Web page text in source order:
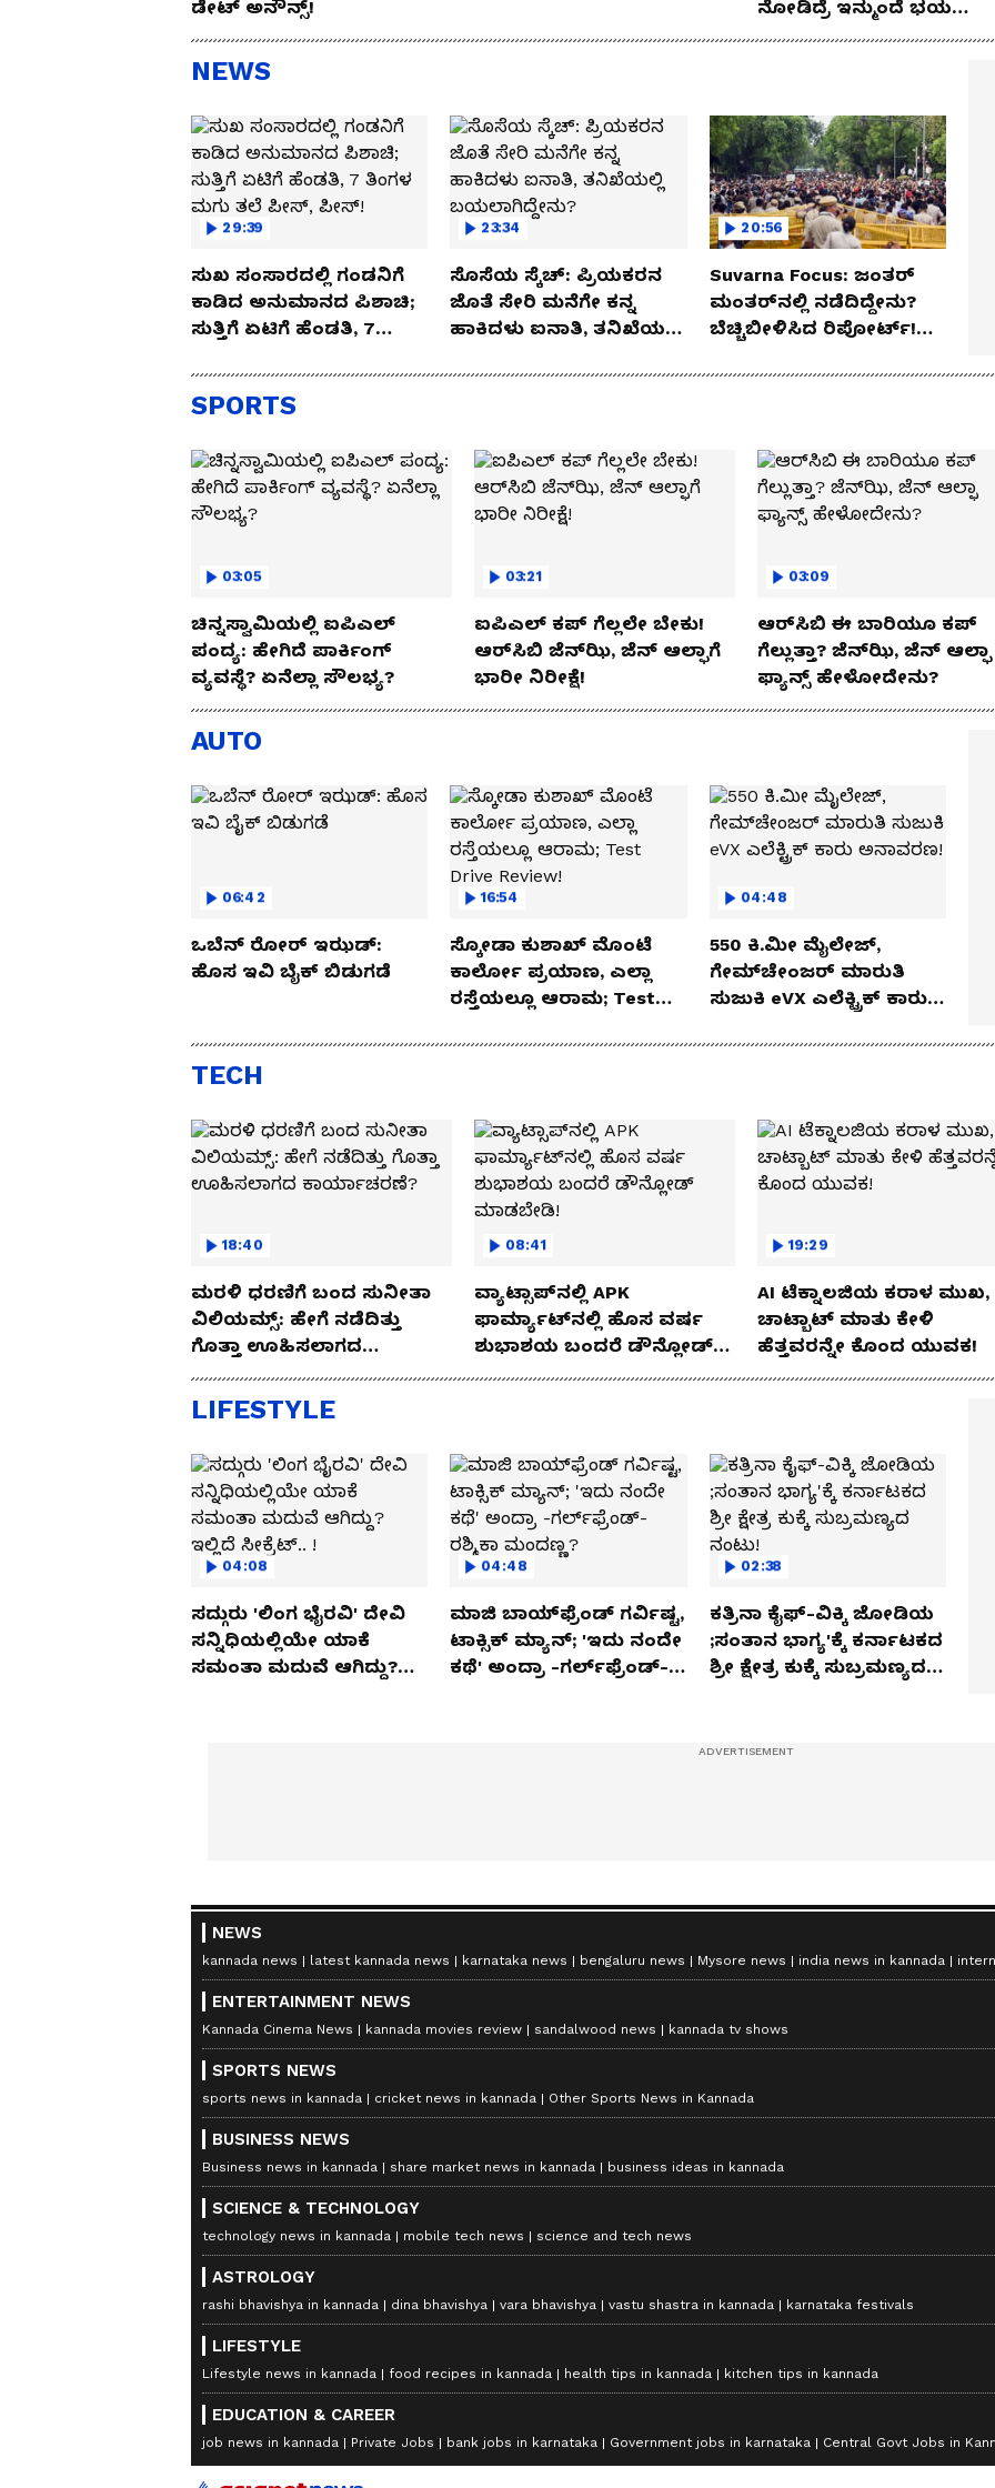
ಡೇಟ್ ಅನೌನ್ಸ್!
ನೋಡಿದ್ರೆ ಇನ್ಮುಂದೆ ಭಯ
ಪಡ್ತೀರಾ ನೀವು!
NEWS
29:39
ಸುಖ ಸಂಸಾರದಲ್ಲಿ ಗಂಡನಿಗೆ
ಕಾಡಿದ ಅನುಮಾನದ ಪಿಶಾಚಿ;
ಸುತ್ತಿಗೆ ಏಟಿಗೆ ಹೆಂಡತಿ, 7
ಪೀಸ್!
23:34
ಸೊಸೆಯ ಸ್ಕೆಚ್: ಪ್ರಿಯಕರನ
ಜೊತೆ ಸೇರಿ ಮನೆಗೇ ಕನ್ನ
ಹಾಕಿದಳು ಐನಾತಿ, ತನಿಖೆಯಲ್ಲಿ
20:56
Suvarna Focus: ಜಂತರ್
ಮಂತರ್‌ನಲ್ಲಿ ನಡೆದಿದ್ದೇನು?
ಬೆಚ್ಚಿಬೀಳಿಸಿದ ರಿಪೋರ್ಟ್!
ಸೀಕ್ರೆಟ್?
SPORTS
03:05
ಚಿನ್ನಸ್ವಾಮಿಯಲ್ಲಿ ಐಪಿಎಲ್‌
ಪಂದ್ಯ: ಹೇಗಿದೆ ಪಾರ್ಕಿಂಗ್
ವ್ಯವಸ್ಥೆ? ಏನೆಲ್ಲಾ ಸೌಲಭ್ಯ?
03:21
ಐಪಿಎಲ್ ಕಪ್‌ ಗೆಲ್ಲಲೇ ಬೇಕು!
ಆರ್‌ಸಿಬಿ ಜೆನ್‌ಝಿ, ಜೆನ್‌ ಆಲ್ಫಾಗೆ
ಭಾರೀ ನಿರೀಕ್ಷೆ!
03:09
ಆರ್‌ಸಿಬಿ ಈ ಬಾರಿಯೂ ಕಪ್‌
ಗೆಲ್ಲುತ್ತಾ? ಜೆನ್‌ಝಿ, ಜೆನ್‌ ಆಲ್ಫಾ
ಫ್ಯಾನ್ಸ್ ಹೇಳೋದೇನು?
AUTO
06:42
ಒಬೆನ್ ರೋರ್ ಇಝಡ್:
ಹೊಸ ಇವಿ ಬೈಕ್ ಬಿಡುಗಡೆ
16:54
ಸ್ಕೋಡಾ ಕುಶಾಖ್ ಮೊಂಟೆ
ಕಾರ್ಲೋ ಪ್ರಯಾಣ, ಎಲ್ಲಾ
ರಸ್ತೆಯಲ್ಲೂ ಆರಾಮ; Test
04:48
550 ಕಿ.ಮೀ ಮೈಲೇಜ್,
ಗೇಮ್‌ಚೇಂಜರ್ ಮಾರುತಿ
ಸುಜುಕಿ eVX ಎಲೆಕ್ಟ್ರಿಕ್ ಕಾರು
TECH
18:40
ಮರಳಿ ಧರಣಿಗೆ ಬಂದ ಸುನೀತಾ
ವಿಲಿಯಮ್ಸ್: ಹೇಗೆ ನಡೆದಿತ್ತು
ಗೊತ್ತಾ ಊಹಿಸಲಾಗದ
ಕಾರ್ಯಾಚರಣೆ?
08:41
ವ್ಯಾಟ್ಸಾಪ್‌ನಲ್ಲಿ APK
ಫಾರ್ಮ್ಯಾಟ್‌ನಲ್ಲಿ ಹೊಸ ವರ್ಷ
ಶುಭಾಶಯ ಬಂದರೆ ಡೌನ್ಲೋಡ್
ಮಾಡಬೇಡಿ!
19:29
AI ಟೆಕ್ನಾಲಜಿಯ ಕರಾಳ ಮುಖ,
ಚಾಟ್ಬಾಟ್ ಮಾತು ಕೇಳಿ
ಹೆತ್ತವರನ್ನೇ ಕೊಂದ ಯುವಕ!
LIFESTYLE
04:08
ಸದ್ಗುರು 'ಲಿಂಗ ಭೈರವಿ' ದೇವಿ
ಸನ್ನಿಧಿಯಲ್ಲಿಯೇ ಯಾಕೆ
ಸಮಂತಾ ಮದುವೆ ಆಗಿದ್ದು?
04:48
ಮಾಜಿ ಬಾಯ್‌ಫ್ರೆಂಡ್ ಗರ್ವಿಷ್ಟ,
ಟಾಕ್ಸಿಕ್ ಮ್ಯಾನ್; 'ಇದು ನಂದೇ
ಕಥೆ' ಅಂದ್ರಾ -ಗರ್ಲ್‌ಫ್ರೆಂಡ್-
02:38
ಕತ್ರಿನಾ ಕೈಫ್-ವಿಕ್ಕಿ ಜೋಡಿಯ
;ಸಂತಾನ ಭಾಗ್ಯ'ಕ್ಕೆ ಕರ್ನಾಟಕದ
ಶ್ರೀ ಕ್ಷೇತ್ರ ಕುಕ್ಕೆ ಸುಬ್ರಮಣ್ಯದ
NEWS
kannada news latest kannada news karnataka news bengaluru news Mysore news india news in kannada
ENTERTAINMENT NEWS
Kannada Cinema News kannada movies review sandalwood news kannada tv shows
SPORTS NEWS
sports news in kannada cricket news in kannada Other Sports News in Kannada
BUSINESS NEWS
Business news in kannada share market news in kannada business ideas in kannada
SCIENCE & TECHNOLOGY
technology news in kannada mobile tech news science and tech news
ASTROLOGY
rashi bhavishya in kannada dina bhavishya vara bhavishya vastu shastra in kannada karnataka festivals
LIFESTYLE
Lifestyle news in kannada food recipes in kannada health tips in kannada kitchen tips in kannada
EDUCATION & CAREER
job news in kannada Private Jobs bank jobs in karnataka Government jobs in karnataka Central Govt Jobs in